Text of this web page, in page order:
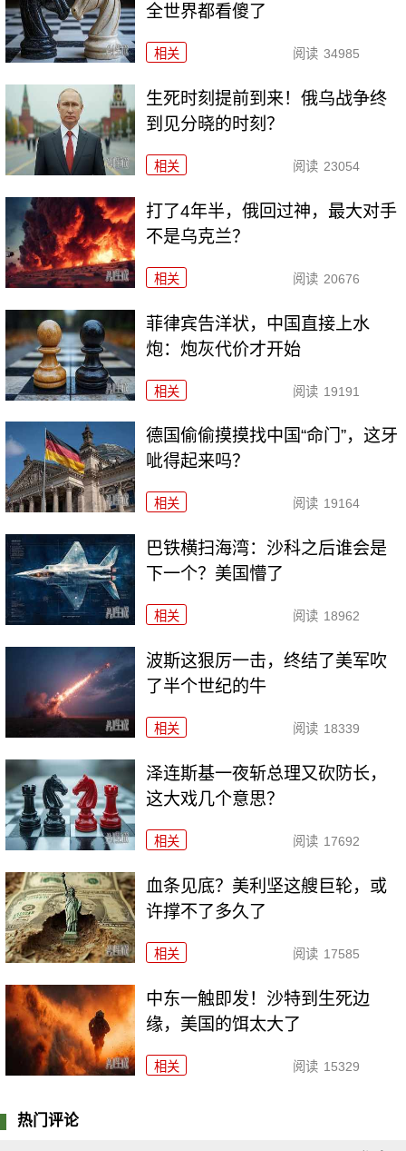
全世界都看傻了
相关 阅读 34985
生死时刻提前到来！俄乌战争终
到见分晓的时刻？
相关 阅读 23054
打了4年半，俄回过神，最大对手
不是乌克兰？
相关 阅读 20676
菲律宾告洋状，中国直接上水
炮：炮灰代价才开始
相关 阅读 19191
德国偷偷摸摸找中国“命门”，这牙
呲得起来吗？
相关 阅读 19164
巴铁横扫海湾：沙科之后谁会是
下一个？美国懵了
相关 阅读 18962
波斯这狠厉一击，终结了美军吹
了半个世纪的牛
相关 阅读 18339
泽连斯基一夜斩总理又砍防长，
这大戏几个意思？
相关 阅读 17692
血条见底？美利坚这艘巨轮，或
许撑不了多久了
相关 阅读 17585
中东一触即发！沙特到生死边
缘，美国的饵太大了
相关 阅读 15329
热门评论